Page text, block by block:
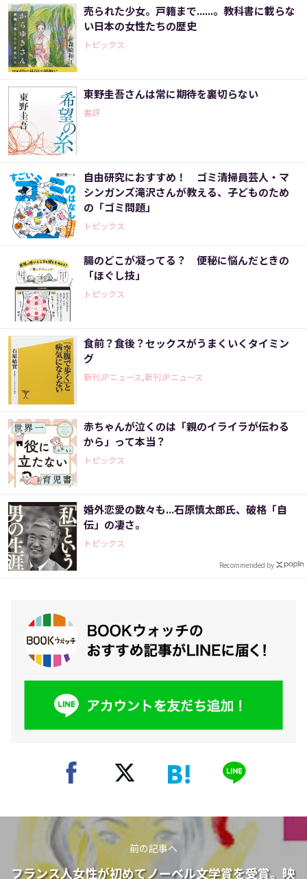
売られた少女。戸籍まで......。教科書に載らな
い日本の女性たちの歴史
トピックス
東野圭吾さんは常に期待を裏切らない
書評
自由研究におすすめ！ ゴミ清掃員芸人・マ
シンガンズ滝沢さんが教える、子どものため
の「ゴミ問題」
トピックス
腸のどこが凝ってる？ 便秘に悩んだときの
「ほぐし技」
トピックス
食前？食後？セックスがうまくいくタイミン
グ
新刊JPニュース,新刊JPニュース
赤ちゃんが泣くのは「親のイライラが伝わる
から」って本当？
トピックス
婚外恋愛の数々も...石原慎太郎氏、破格「自
伝」の凄さ。
トピックス
Recommended by
前の記事へ
フランス人女性が初めてノーベル文学賞を受賞。映